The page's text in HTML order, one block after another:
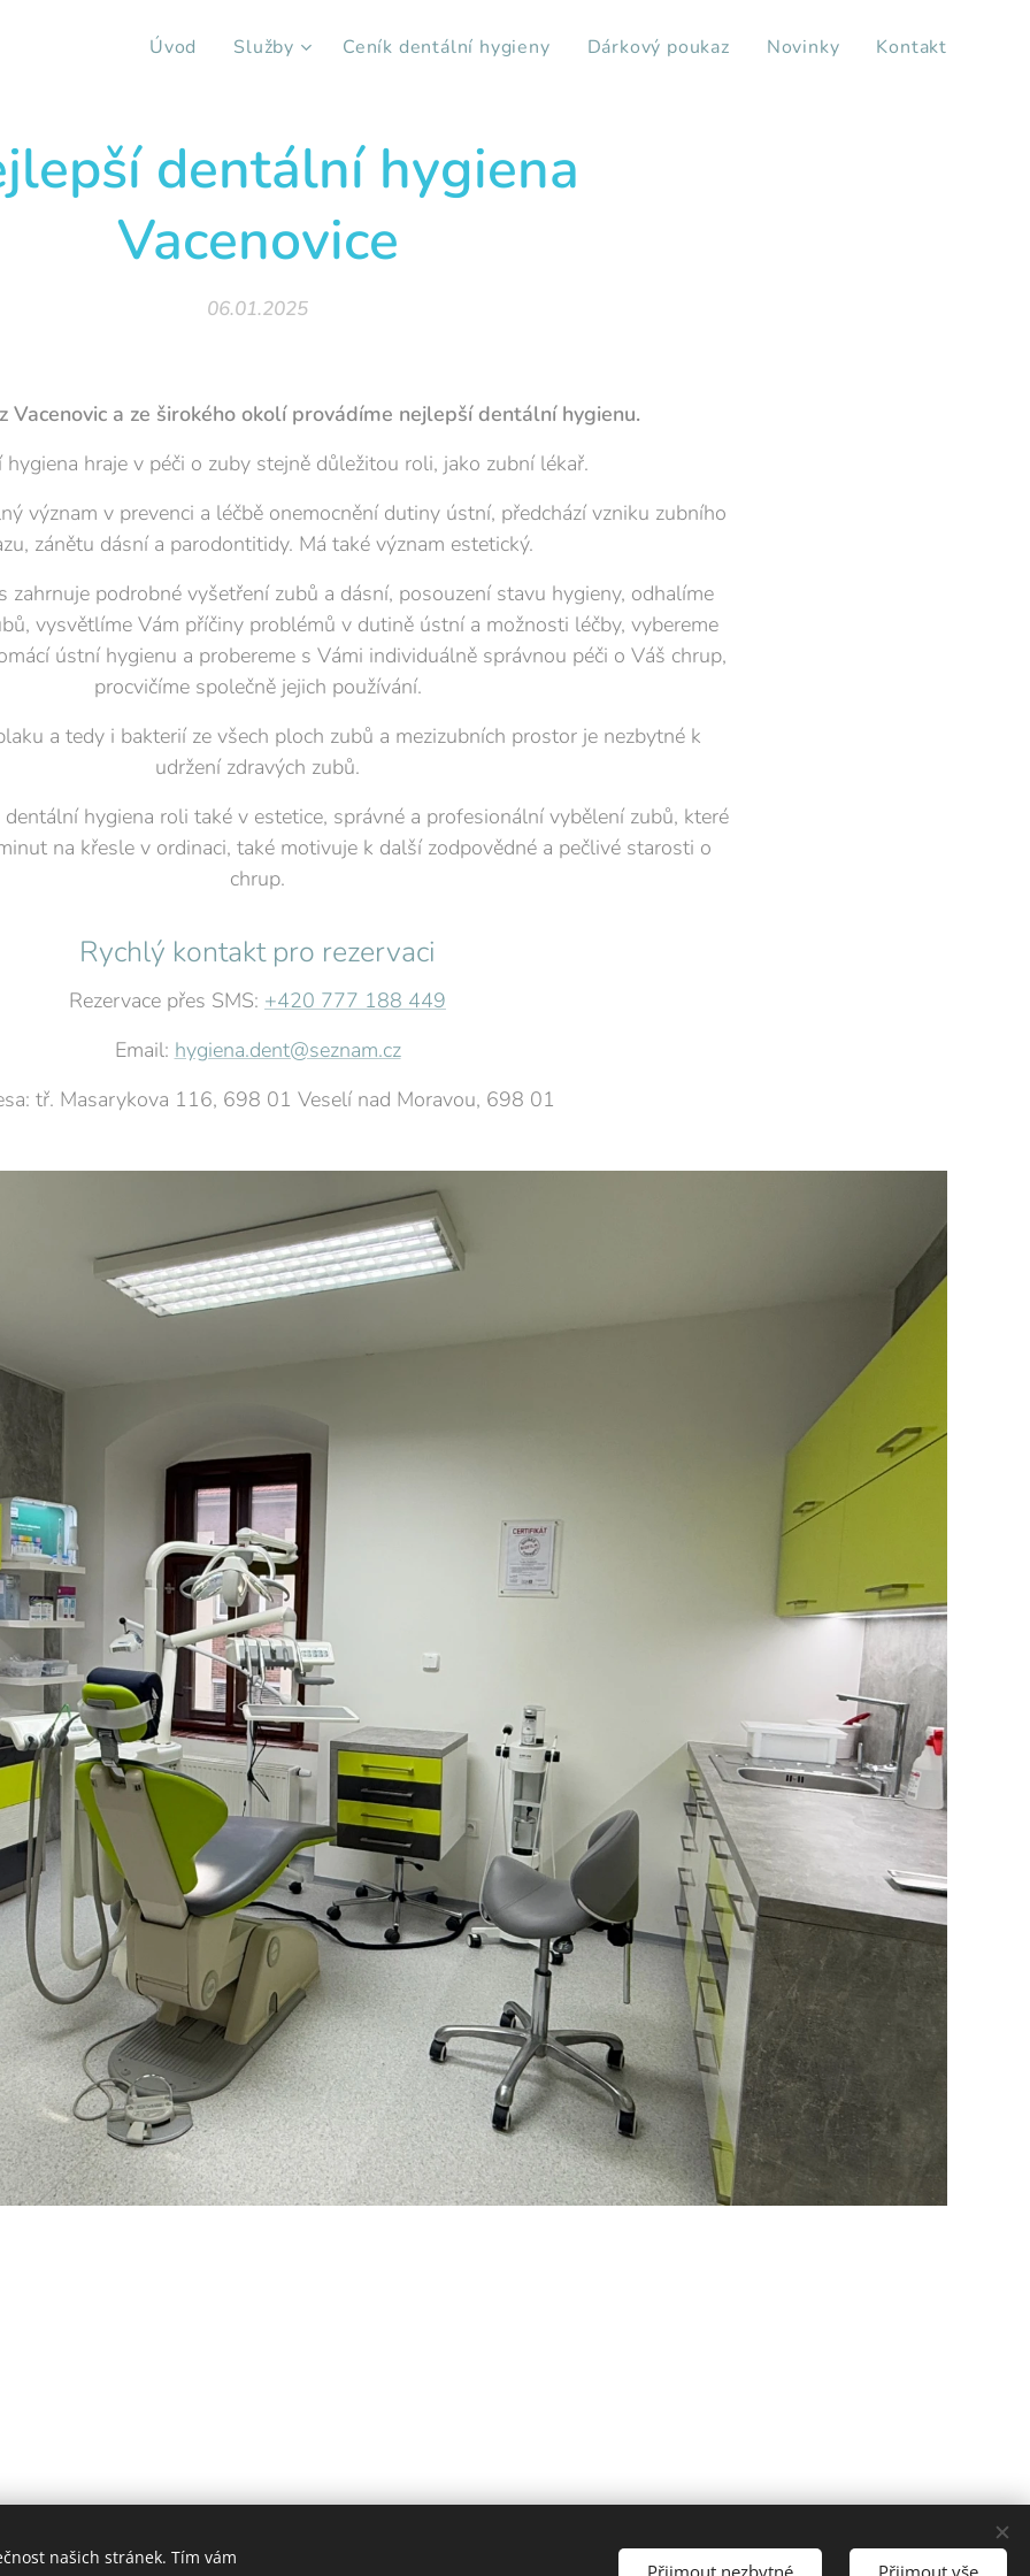
Úvod Služby Ceník dentální hygieny Dárkový poukaz Novinky Kontakt
dentální hygiena
Vacenovice
06.01.2025
Vacenovic a ze širokého okolí provádíme nejlepší dentální hygienu.
hraje v péči o zuby stejně důležitou roli, jako zubní lékař.
význam v prevenci a léčbě onemocnění dutiny ústní, předchází vzniku zubního
zánětu dásní a parodontitidy. Má také význam estetický.
zahrnuje podrobné vyšetření zubů a dásní, posouzení stavu hygieny, odhalíme
vysvětlíme Vám příčiny problémů v dutině ústní a možnosti léčby, vybereme
ústní hygienu a probereme s Vámi individuálně správnou péči o Váš chrup,
procvičíme společně jejich používání.
a tedy i bakterií ze všech ploch zubů a mezizubních prostor je nezbytné k
udržení zdravých zubů.
hygiena roli také v estetice, správné a profesionální vybělení zubů, které
na křesle v ordinaci, také motivuje k další zodpovědné a pečlivé starosti o
chrup.
Rychlý kontakt pro rezervaci
Rezervace přes SMS: +420 777 188 449
Email: hygiena.dent@seznam.cz
tř. Masarykova 116, 698 01 Veselí nad Moravou, 698 01
Hygiena Dent | Dentální hygiena Veselí nad Moravou |
našich stránek. Tím vám
Přijmout nezbytné Přijmout vše